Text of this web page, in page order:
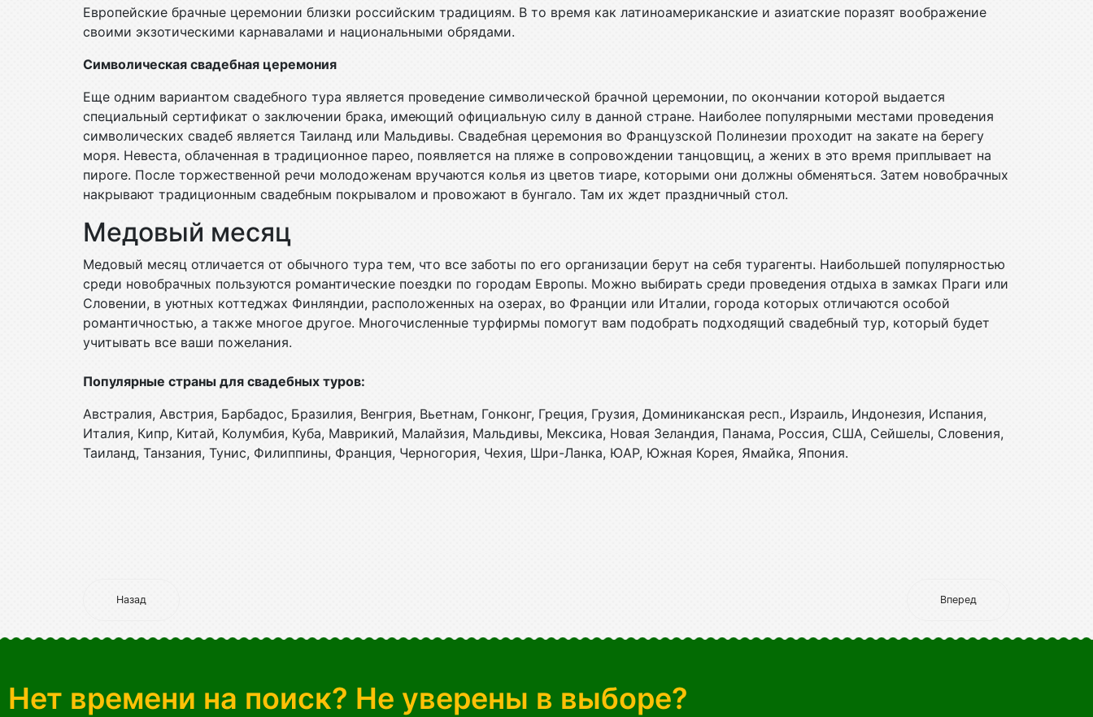
Европейские брачные церемонии близки российским традициям. В то время как латиноамериканские и азиатские поразят воображение
своими экзотическими карнавалами и национальными обрядами.
Символическая свадебная церемония
Еще одним вариантом свадебного тура является проведение символической брачной церемонии, по окончании которой выдается
специальный сертификат о заключении брака, имеющий официальную силу в данной стране. Наиболее популярными местами проведения
символических свадеб является Таиланд или Мальдивы. Свадебная церемония во Французской Полинезии проходит на закате на берегу
моря. Невеста, облаченная в традиционное парео, появляется на пляже в сопровождении танцовщиц, а жених в это время приплывает на
пироге. После торжественной речи молодоженам вручаются колья из цветов тиаре, которыми они должны обменяться. Затем новобрачных
накрывают традиционным свадебным покрывалом и провожают в бунгало. Там их ждет праздничный стол.
Медовый месяц
Медовый месяц отличается от обычного тура тем, что все заботы по его организации берут на себя турагенты. Наибольшей популярностью
среди новобрачных пользуются романтические поездки по городам Европы. Можно выбирать среди проведения отдыха в замках Праги или
Словении, в уютных коттеджах Финляндии, расположенных на озерах, во Франции или Италии, города которых отличаются особой
романтичностью, а также многое другое. Многочисленные турфирмы помогут вам подобрать подходящий свадебный тур, который будет
учитывать все ваши пожелания.
Популярные страны для свадебных туров:
Австралия, Австрия, Барбадос, Бразилия, Венгрия, Вьетнам, Гонконг, Греция, Грузия, Доминиканская респ., Израиль, Индонезия, Испания,
Италия, Кипр, Китай, Колумбия, Куба, Маврикий, Малайзия, Мальдивы, Мексика, Новая Зеландия, Панама, Россия, США, Сейшелы, Словения,
Таиланд, Танзания, Тунис, Филиппины, Франция, Черногория, Чехия, Шри-Ланка, ЮАР, Южная Корея, Ямайка, Япония.
Назад Вперед
Нет времени на поиск? Не уверены в выборе?